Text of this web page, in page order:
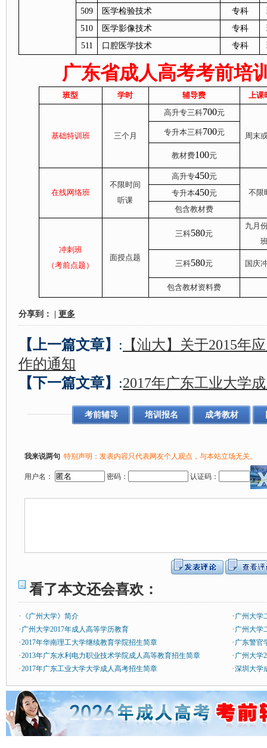
509
医学检验技术 专科
510
医学影像技术 专科
511
口腔医学技术 专科
广东省成人高考考前培
班型 学时 辅导费 上课
基础特训班 三个月
高升专三科700元
周末
专升本三科700元
教材费100元
在线网络班
不限时间
听课
高升专450元
不限
专升本450元
包含教材费
冲刺班
（考前点题）
面授点题
三科580元
九月
三科580元 国庆
包含教材资料费
分享到： 更多
【上一篇文章】 : 【汕大】关于2015年
作的通知
【下一篇文章】 :2017年广东工业大学
考前辅导 培训报名 成考教材
我来说两句 特别声明：发表内容只代表网友个人观点，与本站立场无关。
用户名： 密码： 认证码：
看了本文还会喜欢：
· 《广州大学》简介
· 广州大学2017年成人高等学历教育
·2017年华南理工大学继续教育学院招生简章
·2013年广东水利电力职业技术学院成人高等教育招生简章
·2017年广东工业大学大学成人高考招生简章
· 广州大学
· 广州大学
· 广东警官
· 广州大学
·深圳大学